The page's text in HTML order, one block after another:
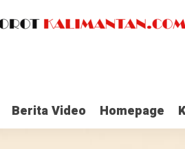
Berita Video Homepage